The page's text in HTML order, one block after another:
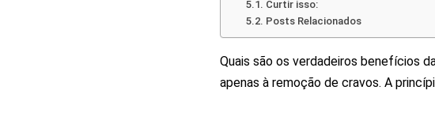
Curtir isso:
Posts Relacionados
Quais são os verdadeiros benefícios
apenas à remoção de cravos. A